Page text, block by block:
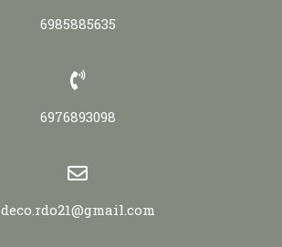
6985885635
6976893098
deco.rdo21@gmail.com